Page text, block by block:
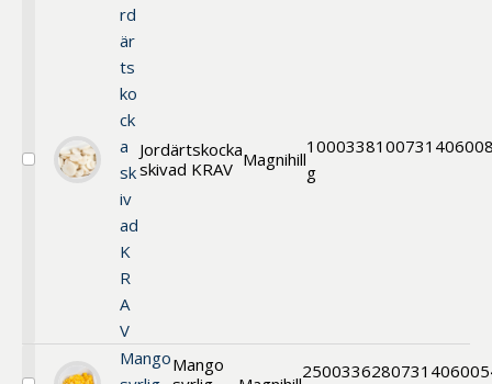
Välj
rd
är
ts
ko
ck
a
sk
iv
ad
K
R
A
V
Jordärtskocka
skivad KRAV Magnihill
1000
g
33810
MangoMango
250033628